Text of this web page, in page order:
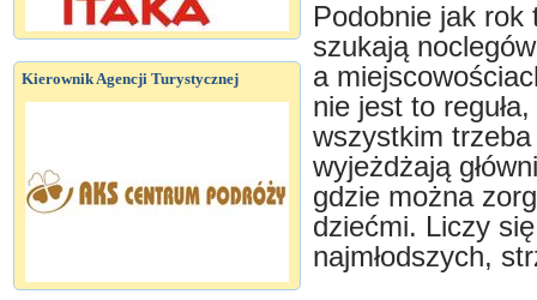
Kierownik Agencji Turystycznej
Podobnie jak
szukają
a
nie jest to
wszystkim
wyjeżdżają
gdzie można
dziećmi. Liczy
najmłodszych,